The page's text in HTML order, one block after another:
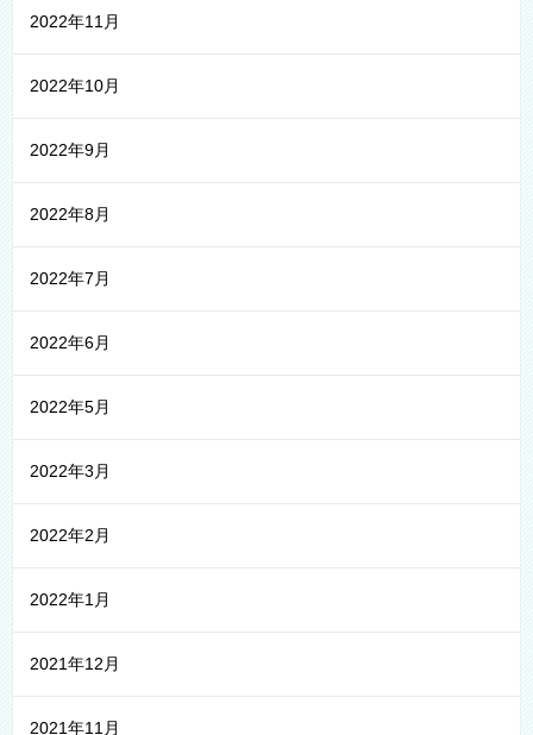
2022年11月
2022年10月
2022年9月
2022年8月
2022年7月
2022年6月
2022年5月
2022年3月
2022年2月
2022年1月
2021年12月
2021年11月